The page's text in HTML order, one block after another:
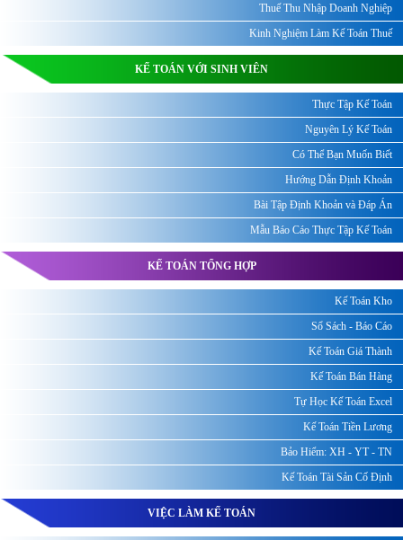
Thuế Thu Nhập Doanh Nghiệp
Kinh Nghiệm Làm Kế Toán Thuế
KẾ TOÁN VỚI SINH VIÊN
Thực Tập Kế Toán
Nguyên Lý Kế Toán
Có Thể Bạn Muốn Biết
Hướng Dẫn Định Khoản
Bài Tập Định Khoản và Đáp Án
Mẫu Báo Cáo Thực Tập Kế Toán
KẾ TOÁN TỔNG HỢP
Kế Toán Kho
Sổ Sách - Báo Cáo
Kế Toán Giá Thành
Kế Toán Bán Hàng
Tự Học Kế Toán Excel
Kế Toán Tiền Lương
Bảo Hiểm: XH - YT - TN
Kế Toán Tài Sản Cố Định
VIỆC LÀM KẾ TOÁN